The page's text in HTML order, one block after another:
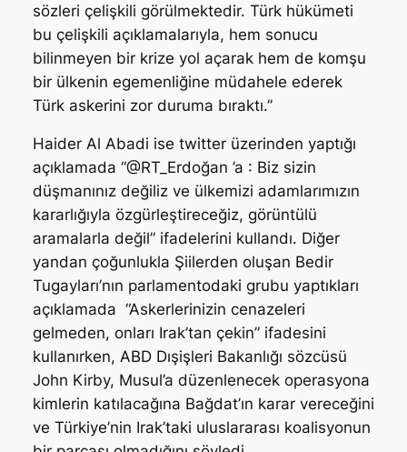
sözleri çelişkili görülmektedir. Türk hükümeti
bu çelişkili açıklamalarıyla, hem sonucu
bilinmeyen bir krize yol açarak hem de komşu
bir ülkenin egemenliğine müdahele ederek
Türk askerini zor duruma bıraktı.”
Haider Al Abadi ise twitter üzerinden yaptığı
açıklamada “@RT_Erdoğan ’a : Biz sizin
düşmanınız değiliz ve ülkemizi adamlarımızın
kararlığıyla özgürleştireceğiz, görüntülü
aramalarla değil”ifadelerini kullandı. Diğer
yandan çoğunlukla Şiilerden oluşan Bedir
Tugayları’nın parlamentodaki grubu yaptıkları
açıklamada “Askerlerinizin cenazeleri
gelmeden, onları Irak’tan çekin”ifadesini
kullanırken, ABD Dışişleri Bakanlığı sözcüsü
John Kirby, Musul’a düzenlenecek operasyona
kimlerin katılacağına Bağdat’ın karar vereceğini
ve Türkiye’nin Irak’taki uluslararası koalisyonun